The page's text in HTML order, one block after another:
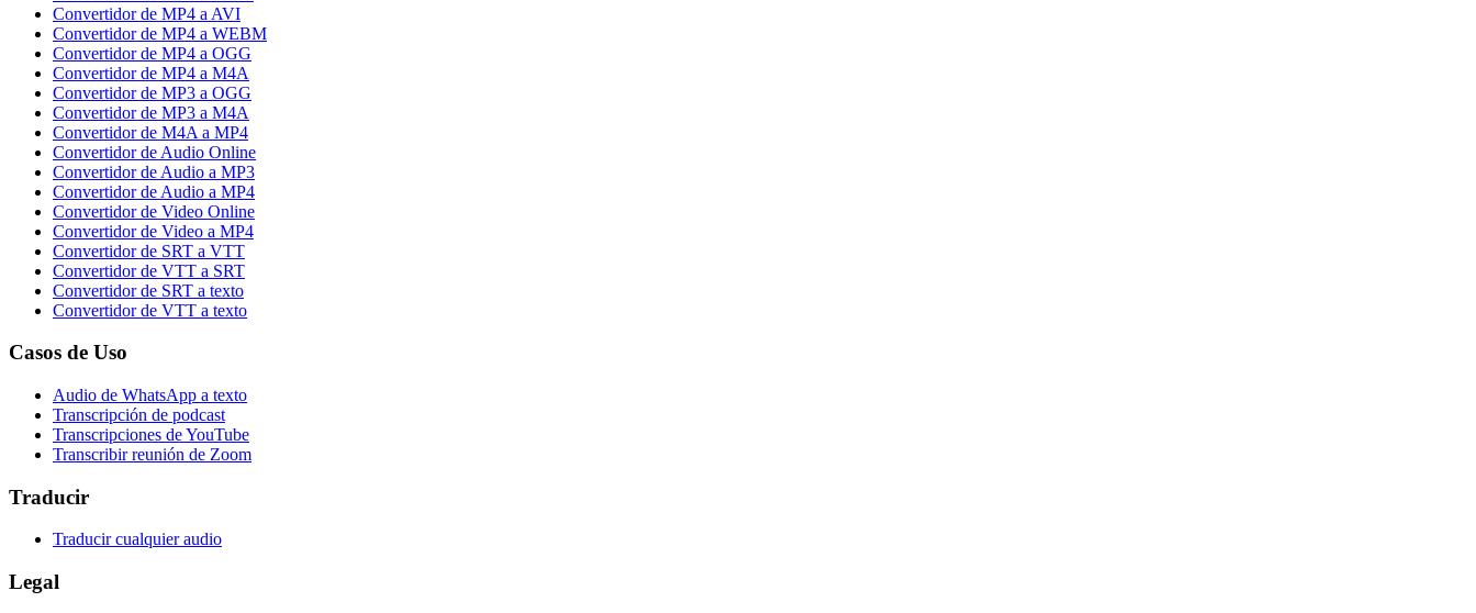
Convertidor de MP4 a AVI
Convertidor de MP4 a WEBM
Convertidor de MP4 a OGG
Convertidor de MP4 a M4A
Convertidor de MP3 a OGG
Convertidor de MP3 a M4A
Convertidor de M4A a MP4
Convertidor de Audio Online
Convertidor de Audio a MP3
Convertidor de Audio a MP4
Convertidor de Video Online
Convertidor de Video a MP4
Convertidor de SRT a VTT
Convertidor de VTT a SRT
Convertidor de SRT a texto
Convertidor de VTT a texto
Casos de Uso
Audio de WhatsApp a texto
Transcripción de podcast
Transcripciones de YouTube
Transcribir reunión de Zoom
Traducir
Traducir cualquier audio
Legal